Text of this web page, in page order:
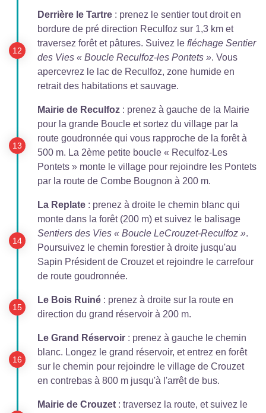
Derrière le Tartre : prenez le sentier tout droit en
bordure de pré direction Reculfoz sur 1,3 km et
traversez forêt et pâtures. Suivez le fléchage Sentier
des Vies « Boucle Reculfoz-les Pontets ». Vous
apercevrez le lac de Reculfoz, zone humide en
retrait des habitations et sauvage.
Mairie de Reculfoz : prenez à gauche de la Mairie
pour la grande Boucle et sortez du village par la
route goudronnée qui vous rapproche de la forêt à
500 m. La 2ème petite boucle « Reculfoz-Les
Pontets » monte le village pour rejoindre les Pontets
par la route de Combe Bougnon à 200 m.
La Replate : prenez à droite le chemin blanc qui
monte dans la forêt (200 m) et suivez le balisage
Sentiers des Vies « Boucle LeCrouzet-Reculfoz ».
Poursuivez le chemin forestier à droite jusqu'au
Sapin Président de Crouzet et rejoindre le carrefour
de route goudronnée.
Le Bois Ruiné : prenez à droite sur la route en
direction du grand réservoir à 200 m.
Le Grand Réservoir : prenez à gauche le chemin
blanc. Longez le grand réservoir, et entrez en forêt
sur le chemin pour rejoindre le village de Crouzet
en contrebas à 800 m jusqu'à l'arrêt de bus.
Mairie de Crouzet : traversez la route, et suivez le